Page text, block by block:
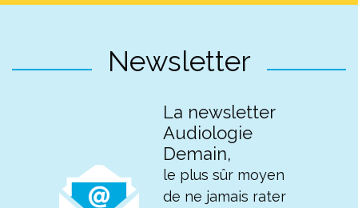
Newsletter
La newsletter
Audiologie
Demain,
le plus sûr moyen
de ne jamais rater